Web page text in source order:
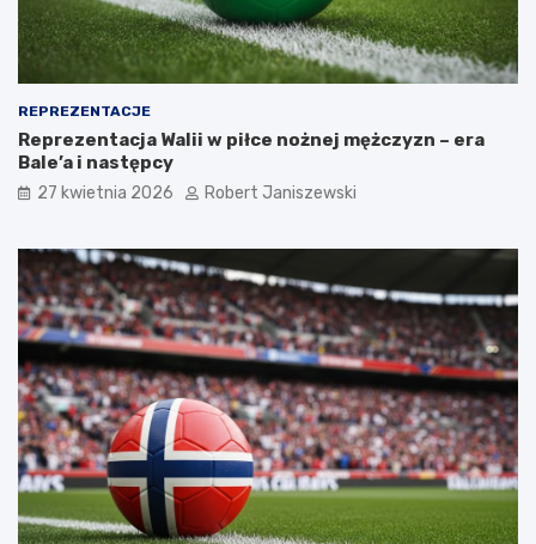
REPREZENTACJE
Reprezentacja Walii w piłce nożnej mężczyzn – era
Bale’a i następcy
27 kwietnia 2026 Robert Janiszewski